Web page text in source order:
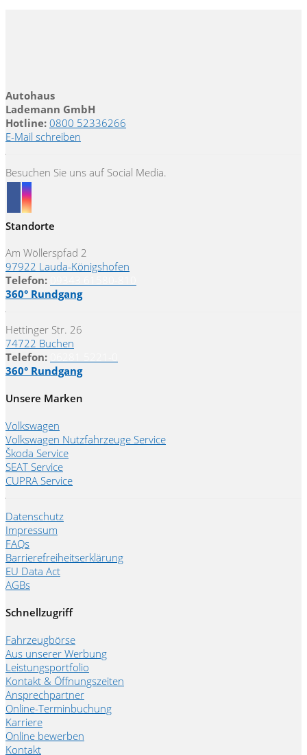
Autohaus
Lademann GmbH
Hotline: 0800 52336266
E-Mail schreiben
Besuchen Sie uns auf Social Media.
Standorte
Am Wöllerspfad 2
97922 Lauda-Königshofen
Telefon:
360° Rundgang
Hettinger Str. 26
74722 Buchen
Telefon:
360° Rundgang
Unsere Marken
Volkswagen
Volkswagen Nutzfahrzeuge Service
Škoda Service
SEAT Service
CUPRA Service
Datenschutz
Impressum
FAQs
Barrierefreiheitserklärung
EU Data Act
AGBs
Schnellzugriff
Fahrzeugbörse
Aus unserer Werbung
Leistungsportfolio
Kontakt & Öffnungszeiten
Ansprechpartner
Online-Terminbuchung
Karriere
Online bewerben
Kontakt